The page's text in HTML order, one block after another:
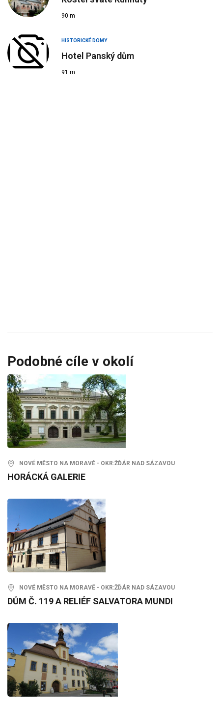
90 m
HISTORICKÉ DOMY
Hotel Panský dům
91 m
Podobné cíle v okolí
NOVÉ MĚSTO NA MORAVĚ - OKR:ŽĎÁR NAD SÁZAVOU
HORÁCKÁ GALERIE
NOVÉ MĚSTO NA MORAVĚ - OKR:ŽĎÁR NAD SÁZAVOU
DŮM Č. 119 A RELIÉF SALVATORA MUNDI